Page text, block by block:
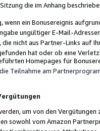
die im Anhang
ein Bonusereignis
ungültiger E-Mail-
die nicht aus Partner-Links auf
hat oder ob eine
Homepages für
Teilnahme am
um von den
sowohl vom Amazon